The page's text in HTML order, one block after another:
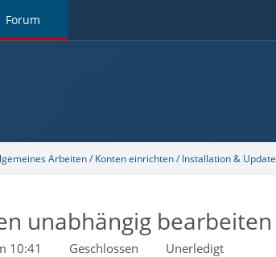
Forum
Arbeiten / Konten einrichten / Installation & Update
unabhängig bearbeiten
10:41 Geschlossen Unerledigt